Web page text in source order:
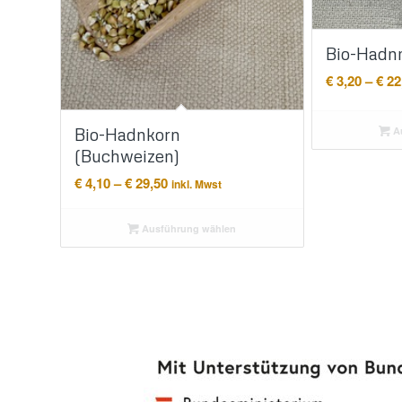
Bio-Hadnkorn
(Buchweizen)
€4,10–€29,50Preisspanne:
€ 29,50
inkl. Mwst
Ausführung wählen
Bio-
€3,20–€